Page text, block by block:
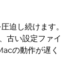
迫し続けます。
古い設定ファイ
の動作が遅く